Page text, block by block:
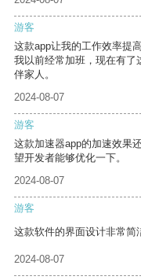
游客
这款app让我的工作效率提
我以前经常加班，现在有了
伴家人。
2024-08-07
游客
这款加速器app的加速效果
望开发者能够优化一下。
2024-08-07
游客
这款软件的界面设计非常简
2024-08-07